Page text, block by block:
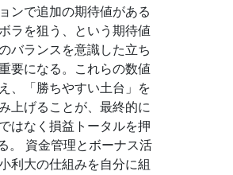
ンで追加の期待値がある
ラを狙う、という期待値
バランスを意識した立ち
要になる。これらの数値
、「勝ちやすい土台」を
上げることが、最終的に
はなく損益トータルを押
。 資金管理とボーナス活
利大の仕組みを自分に組